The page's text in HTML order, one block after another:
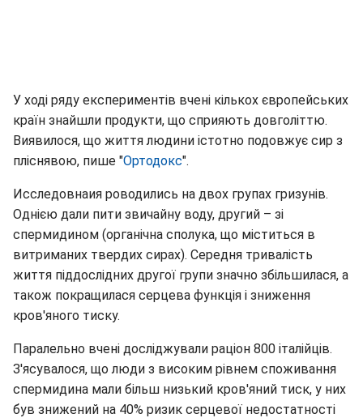
У ході ряду експериментів вчені кількох європейських
країн знайшли продукти, що сприяють довголіттю.
Виявилося, що життя людини істотно подовжує сир з
пліснявою, пише "Ортодокс".
Исследовнаия роводились на двох групах гризунів.
Однією дали пити звичайну воду, другий – зі
спермидином (органічна сполука, що міститься в
витриманих твердих сирах). Середня тривалість
життя піддослідних другої групи значно збільшилася, а
також покращилася серцева функція і зниження
кров'яного тиску.
Паралельно вчені досліджували раціон 800 італійців.
З'ясувалося, що люди з високим рівнем споживання
спермидина мали більш низький кров'яний тиск, у них
був знижений на 40% ризик серцевої недостатності